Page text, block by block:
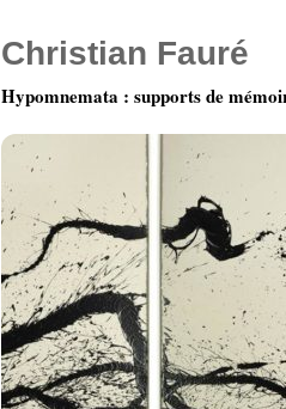
Christian Fauré
Hypomnemata : supports de